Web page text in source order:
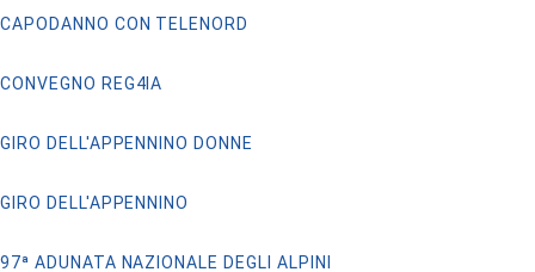
CAPODANNO CON TELENORD
CONVEGNO REG4IA
GIRO DELL'APPENNINO DONNE
GIRO DELL'APPENNINO
97ª ADUNATA NAZIONALE DEGLI ALPINI